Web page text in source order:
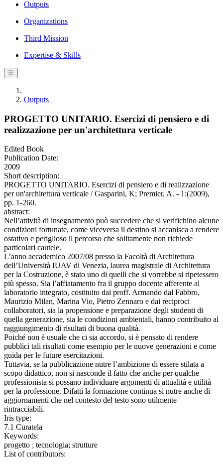
Outputs
Organizations
Third Mission
Expertise & Skills
☰
Outputs
PROGETTO UNITARIO. Esercizi di pensiero e di
realizzazione per un'architettura verticale
Edited Book
Publication Date:
2009
Short description:
PROGETTO UNITARIO. Esercizi di pensiero e di realizzazione
per un'architettura verticale / Gasparini, K; Premier, A. - 1:(2009),
pp. 1-260.
abstract:
Nell’attività di insegnamento può succedere che si verifichino alcune
condizioni fortunate, come viceversa il destino si accanisca a rendere
ostativo e periglioso il percorso che solitamente non richiede
particolari cautele.
L’anno accademico 2007/08 presso la Facoltà di Architettura
dell’Università IUAV di Venezia, laurea magistrale di Architettura
per la Costruzione, è stato uno di quelli che si vorrebbe si ripetessero
più spesso. Sia l’affiatamento fra il gruppo docente afferente al
laboratorio integrato, costituito dai proff. Armando dal Fabbro,
Maurizio Milan, Marina Vio, Pietro Zennaro e dai reciproci
collaboratori, sia la propensione e preparazione degli studenti di
quella generazione, sia le condizioni ambientali, hanno contribuito al
raggiungimento di risultati di buona qualità.
Poiché non è usuale che ci sia accordo, si è pensato di rendere
pubblici tali risultati come esempio per le nuove generazioni e come
guida per le future esercitazioni.
Tuttavia, se la pubblicazione nutre l’ambizione di essere stilata a
scopo didattico, non si nasconde il fatto che anche per qualche
professionista si possano individuare argomenti di attualità e utilità
per la professione. Difatti la formazione continua si nutre anche di
aggiornamenti che nel contesto del testo sono utilmente
rintracciabili.
Iris type:
7.1 Curatela
Keywords:
progetto ; tecnologia; strutture
List of contributors: